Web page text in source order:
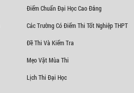
Điểm Chuẩn Đại Học Cao Đẳng
Các Trường Có Điểm Thi Tốt Nghiệp THPT
Đề Thi Và Kiểm Tra
Mẹo Vặt Mùa Thi
Lịch Thi Đại Học